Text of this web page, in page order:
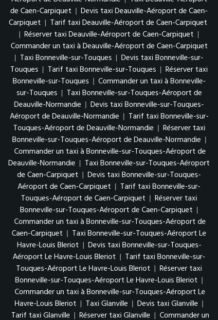
de Caen-Carpiquet | Devis taxi Deauville-Aéroport de Caen-
Carpiquet | Tarif taxi Deauville-Aéroport de Caen-Carpiquet
| Réserver taxi Deauville-Aéroport de Caen-Carpiquet |
Commander un taxi à Deauville-Aéroport de Caen-Carpiquet
| Taxi Bonneville-sur-Touques | Devis taxi Bonneville-sur-
Touques | Tarif taxi Bonneville-sur-Touques | Réserver taxi
Bonneville-sur-Touques | Commander un taxi à Bonneville-
sur-Touques | Taxi Bonneville-sur-Touques-Aéroport de
Deauville-Normandie | Devis taxi Bonneville-sur-Touques-
Aéroport de Deauville-Normandie | Tarif taxi Bonneville-sur-
Touques-Aéroport de Deauville-Normandie | Réserver taxi
Bonneville-sur-Touques-Aéroport de Deauville-Normandie |
Commander un taxi à Bonneville-sur-Touques-Aéroport de
Deauville-Normandie | Taxi Bonneville-sur-Touques-Aéroport
de Caen-Carpiquet | Devis taxi Bonneville-sur-Touques-
Aéroport de Caen-Carpiquet | Tarif taxi Bonneville-sur-
Touques-Aéroport de Caen-Carpiquet | Réserver taxi
Bonneville-sur-Touques-Aéroport de Caen-Carpiquet |
Commander un taxi à Bonneville-sur-Touques-Aéroport de
Caen-Carpiquet | Taxi Bonneville-sur-Touques-Aéroport Le
Havre-Louis Bleriot | Devis taxi Bonneville-sur-Touques-
Aéroport Le Havre-Louis Bleriot | Tarif taxi Bonneville-sur-
Touques-Aéroport Le Havre-Louis Bleriot | Réserver taxi
Bonneville-sur-Touques-Aéroport Le Havre-Louis Bleriot |
Commander un taxi à Bonneville-sur-Touques-Aéroport Le
Havre-Louis Bleriot | Taxi Glanville | Devis taxi Glanville |
Tarif taxi Glanville | Réserver taxi Glanville | Commander un